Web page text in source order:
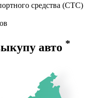
средства (СТС)
авто *